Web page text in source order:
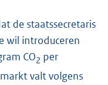
de staatssecretaris
wil introduceren
CO2 per
valt volgens